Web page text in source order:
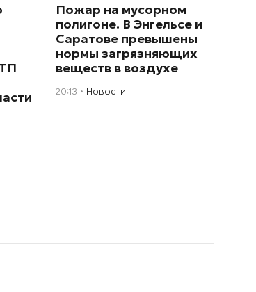
Пожар на мусорном
полигоне. В Энгельсе и
Саратове превышены
нормы загрязняющих
веществ в воздухе
20:13 Новости